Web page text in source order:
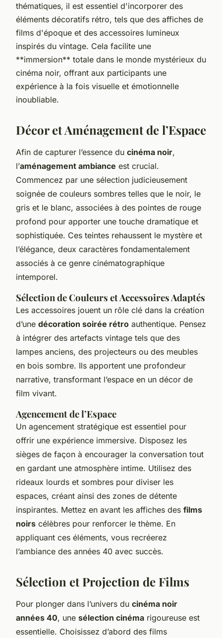
thématiques, il est essentiel d'incorporer des
éléments décoratifs rétro, tels que des affiches de
films d'époque et des accessoires lumineux
inspirés du vintage. Cela facilite une
**immersion** totale dans le monde mystérieux du
cinéma noir, offrant aux participants une
expérience à la fois visuelle et émotionnelle
inoubliable.
Décor et Aménagement de l’Espace
Afin de capturer l’essence du cinéma noir,
l’aménagement ambiance est crucial.
Commencez par une sélection judicieusement
soignée de couleurs sombres telles que le noir, le
gris et le blanc, associées à des pointes de rouge
profond pour apporter une touche dramatique et
sophistiquée. Ces teintes rehaussent le mystère et
l’élégance, deux caractères fondamentalement
associés à ce genre cinématographique
intemporel.
Sélection de Couleurs et Accessoires Adaptés
Les accessoires jouent un rôle clé dans la création
d’une décoration soirée rétro authentique. Pensez
à intégrer des artefacts vintage tels que des
lampes anciens, des projecteurs ou des meubles
en bois sombre. Ils apportent une profondeur
narrative, transformant l’espace en un décor de
film vivant.
Agencement de l’Espace
Un agencement stratégique est essentiel pour
offrir une expérience immersive. Disposez les
sièges de façon à encourager la conversation tout
en gardant une atmosphère intime. Utilisez des
rideaux lourds et sombres pour diviser les
espaces, créant ainsi des zones de détente
inspirantes. Mettez en avant les affiches des films
noirs célèbres pour renforcer le thème. En
appliquant ces éléments, vous recréerez
l’ambiance des années 40 avec succès.
Sélection et Projection de Films
Pour plonger dans l’univers du cinéma noir
années 40, une sélection cinéma rigoureuse est
essentielle. Choisissez d’abord des films